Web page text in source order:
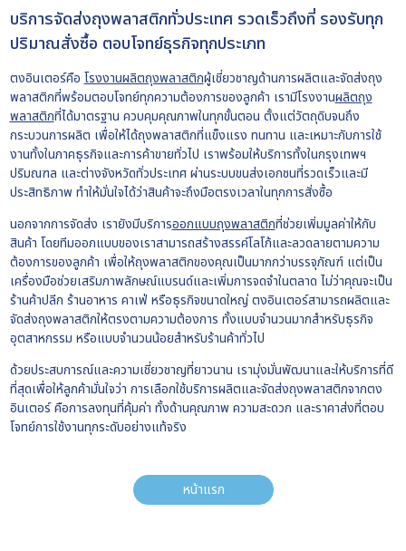
บริการจัดส่งถุงพลาสติกทั่วประเทศ รวดเร็วถึงที่ รองรับทุก
ปริมาณสั่งซื้อ ตอบโจทย์ธุรกิจทุกประเภท
ตงอินเตอร์คือ โรงงานผลิตถุงพลาสติกผู้เชี่ยวชาญด้านการผลิตและจัดส่งถุง
พลาสติกที่พร้อมตอบโจทย์ทุกความต้องการของลูกค้า เรามีโรงงานผลิตถุง
พลาสติกที่ได้มาตรฐาน ควบคุมคุณภาพในทุกขั้นตอน ตั้งแต่วัตถุดิบจนถึง
กระบวนการผลิต เพื่อให้ได้ถุงพลาสติกที่แข็งแรง ทนทาน และเหมาะกับการใช้
งานทั้งในภาคธุรกิจและการค้าขายทั่วไป เราพร้อมให้บริการทั้งในกรุงเทพฯ
ปริมณฑล และต่างจังหวัดทั่วประเทศ ผ่านระบบขนส่งเอกชนที่รวดเร็วและมี
ประสิทธิภาพ ทำให้มั่นใจได้ว่าสินค้าจะถึงมือตรงเวลาในทุกการสั่งซื้อ
นอกจากการจัดส่ง เรายังมีบริการออกแบบถุงพลาสติกที่ช่วยเพิ่มมูลค่าให้กับ
สินค้า โดยทีมออกแบบของเราสามารถสร้างสรรค์โลโก้และลวดลายตามความ
ต้องการของลูกค้า เพื่อให้ถุงพลาสติกของคุณเป็นมากกว่าบรรจุภัณฑ์ แต่เป็น
เครื่องมือช่วยเสริมภาพลักษณ์แบรนด์และเพิ่มการจดจำในตลาด ไม่ว่าคุณจะเป็น
ร้านค้าปลีก ร้านอาหาร คาเฟ่ หรือธุรกิจขนาดใหญ่ ตงอินเตอร์สามารถผลิตและ
จัดส่งถุงพลาสติกให้ตรงตามความต้องการ ทั้งแบบจำนวนมากสำหรับธุรกิจ
อุตสาหกรรม หรือแบบจำนวนน้อยสำหรับร้านค้าทั่วไป
ด้วยประสบการณ์และความเชี่ยวชาญที่ยาวนาน เรามุ่งมั่นพัฒนาและให้บริการที่ดี
ที่สุดเพื่อให้ลูกค้ามั่นใจว่า การเลือกใช้บริการผลิตและจัดส่งถุงพลาสติกจากตง
อินเตอร์ คือการลงทุนที่คุ้มค่า ทั้งด้านคุณภาพ ความสะดวก และราคาส่งที่ตอบ
โจทย์การใช้งานทุกระดับอย่างแท้จริง
หน้าแรก